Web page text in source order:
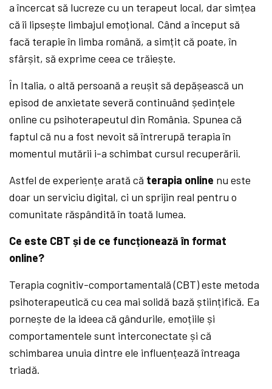
a încercat să lucreze cu un terapeut local, dar simțea
că îi lipsește limbajul emoțional. Când a început să
facă terapie în limba română, a simțit că poate, în
sfârșit, să exprime ceea ce trăiește.
În Italia, o altă persoană a reușit să depășească un
episod de anxietate severă continuând ședințele
online cu psihoterapeutul din România. Spunea că
faptul că nu a fost nevoit să întrerupă terapia în
momentul mutării i-a schimbat cursul recuperării.
Astfel de experiențe arată că terapia online nu este
doar un serviciu digital, ci un sprijin real pentru o
comunitate răspândită în toată lumea.
Ce este CBT și de ce funcționează în format
online?
Terapia cognitiv-comportamentală (CBT) este metoda
psihoterapeutică cu cea mai solidă bază științifică. Ea
pornește de la ideea că gândurile, emoțiile și
comportamentele sunt interconectate și că
schimbarea unuia dintre ele influențează întreaga
triadă.